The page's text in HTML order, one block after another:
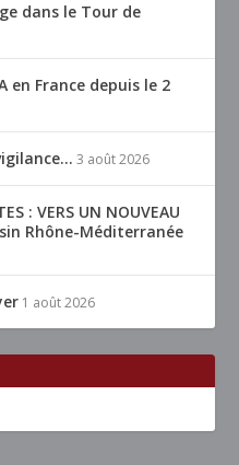
dans le Tour de
en France depuis le 2
3 août 2026
: VERS UN NOUVEAU
Rhône-Méditerranée
1 août 2026